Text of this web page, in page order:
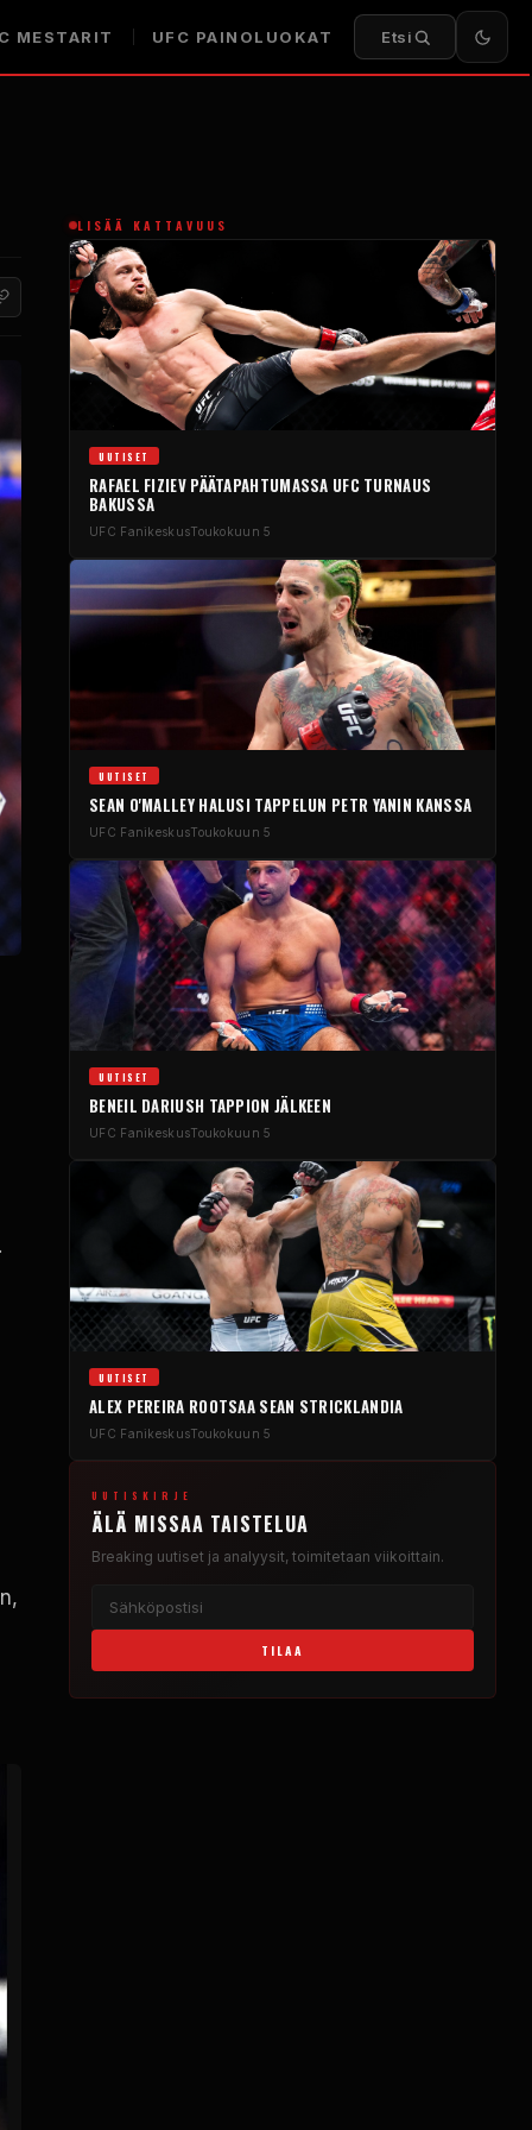
MESTARIT UFC PAINOLUOKAT Etsi
LISÄÄ KATTAVUUS
UUTISET
RAFAEL FIZIEV PÄÄTAPAHTUMASSA UFC TURNAUS
BAKUSSA
UFC FanikeskusToukokuun 5
UUTISET
SEAN O'MALLEY HALUSI TAPPELUN PETR YANIN KANSSA
UFC FanikeskusToukokuun 5
UUTISET
BENEIL DARIUSH TAPPION JÄLKEEN
UFC FanikeskusToukokuun 5
UUTISET
ALEX PEREIRA ROOTSAA SEAN STRICKLANDIA
UFC FanikeskusToukokuun 5
UUTISKIRJE
ÄLÄ MISSAA TAISTELUA
Breaking uutiset ja analyysit, toimitetaan viikoittain.
TILAA